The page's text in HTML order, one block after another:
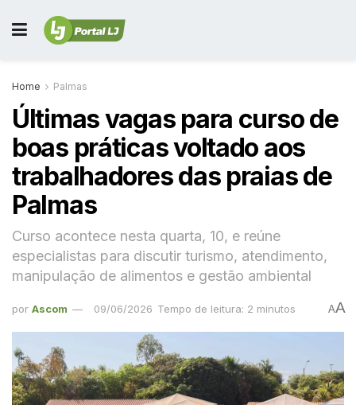
Home Palmas
Últimas vagas para curso de
boas práticas voltado aos
trabalhadores das praias de
Palmas
Curso acontece nesta quarta, 10, e reúne
especialistas para discutir turismo, atendimento,
manipulação de alimentos e gestão ambiental
por Ascom 09/06/2026 Tempo de leitura: 2 minutos AA